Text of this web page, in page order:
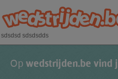
Op wedstrijden.be vind
sdsdsd sdsdsdds